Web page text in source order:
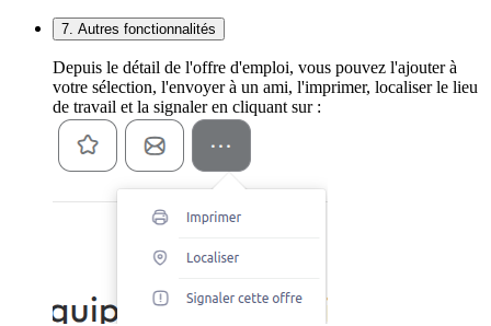
7. Autres fonctionnalités
Depuis le détail de l'offre d'emploi, vous pouvez l'ajouter à
votre sélection, l'envoyer à un ami, l'imprimer, localiser le lieu
de travail et la signaler en cliquant sur :